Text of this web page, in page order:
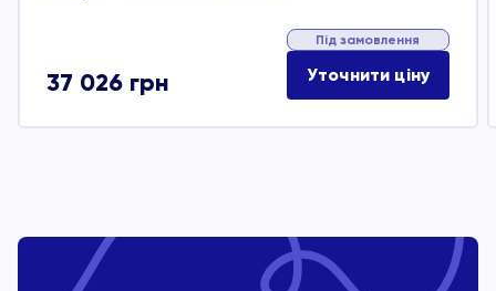
37 026 грн
Під замовлення
Уточнити ціну